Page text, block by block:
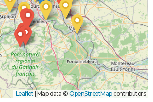
Leaflet Map data © OpenStreetMapcontributors